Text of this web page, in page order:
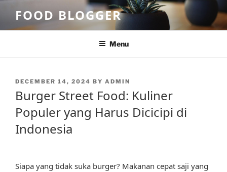
content
FOOD BLOGGER
Menu
POSTED
DECEMBER 14, 2024 BY ADMIN
Burger Street Food: Kuliner
Populer yang Harus Dicicipi di
Indonesia
Siapa yang tidak suka burger? Makanan cepat saji yang